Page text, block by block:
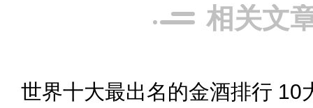
相关文
世界十大最出名的金酒排行 10